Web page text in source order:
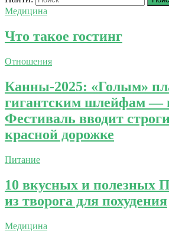
Медицина
Что такое гостинг
Отношения
Канны-2025: «Голым»
гигантским шлейфам —
Фестиваль вводит
красной дорожке
Питание
10 вкусных и полезных
из творога для похудения
Медицина